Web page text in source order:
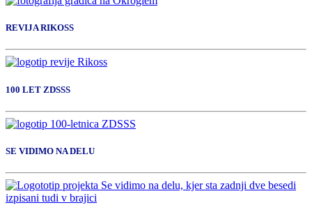
REVIJA RIKOSS
100 LET ZDSSS
SE VIDIMO NA DELU